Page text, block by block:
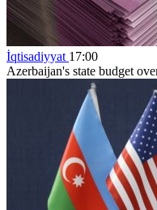
İqtisadiyyat 17:00
Azerbaijan's state budget